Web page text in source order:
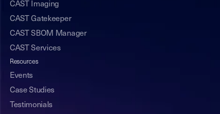
CAST Imaging
CAST Gatekeeper
CAST SBOM Manager
CAST Services
Resources
Events
Case Studies
Testimonials